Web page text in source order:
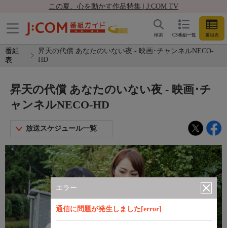
この夏、心を動かす作品特集 | J:COM TV
CS番組一覧 番組表
検索
番組
表
昇天の代償 あなたのいない夜 - 映画･チャンネルNECO-
HD
エラー
通信に問題が発生しました[error]
昇天の代償 あなたのいない夜 - 映画･チ
ャンネルNECO-HD
放送スケジュール一覧